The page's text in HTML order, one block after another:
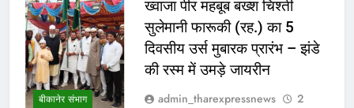
बीकानेर संभाग
ख्वाजा पीर महबूब बख्श चिश्ती
सुलेमानी फारूकी (रह.) का 5
दिवसीय उर्स मुबारक प्रारंभ – झंडे
की रस्म में उमड़े जायरीन
admin_tharexpressnews
2